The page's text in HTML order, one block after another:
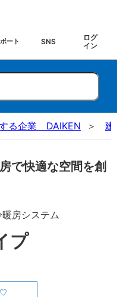
ート SNS
ログ
イン
する企業 DAIKEN 建
で快適な空間を創
房システム
プ